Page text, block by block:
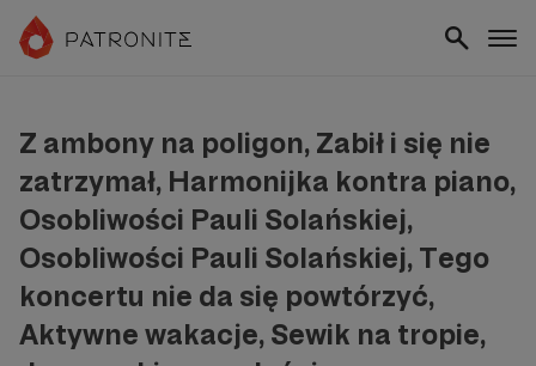
Z ambony na poligon, Zabił i się nie
zatrzymał, Harmonijka kontra piano,
Osobliwości Pauli Solańskiej,
Osobliwości Pauli Solańskiej, Tego
koncertu nie da się powtórzyć,
Aktywne wakacje, Sewik na tropie,